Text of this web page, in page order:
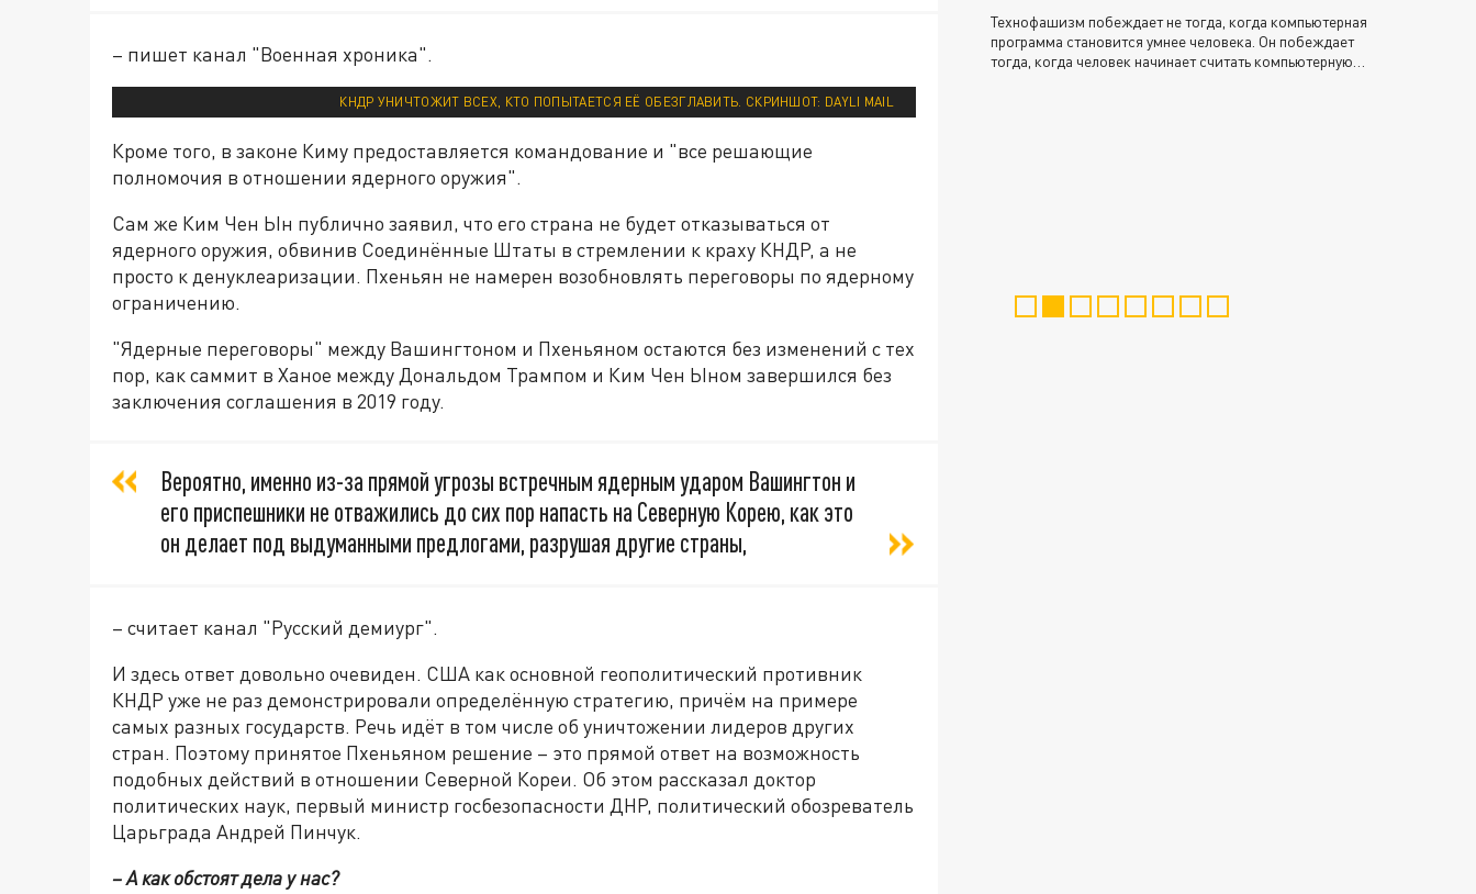
– пишет канал "Военная хроника".
КНДР УНИЧТОЖИТ ВСЕХ, КТО ПОПЫТАЕТСЯ ЕЁ ОБЕЗГЛАВИТЬ. СКРИНШОТ: DAYLI MAIL
Кроме того, в законе Киму предоставляется командование и "все решающие
полномочия в отношении ядерного оружия".
Сам же Ким Чен Ын публично заявил, что его страна не будет отказываться от
ядерного оружия, обвинив Соединённые Штаты в стремлении к краху КНДР, а не
просто к денуклеаризации. Пхеньян не намерен возобновлять переговоры по ядерному
ограничению.
"Ядерные переговоры" между Вашингтоном и Пхеньяном остаются без изменений с тех
пор, как саммит в Ханое между Дональдом Трампом и Ким Чен Ыном завершился без
заключения соглашения в 2019 году.
Вероятно, именно из-за прямой угрозы встречным ядерным ударом Вашингтон и
его приспешники не отважились до сих пор напасть на Северную Корею, как это
он делает под выдуманными предлогами, разрушая другие страны,
– считает канал "Русский демиург".
И здесь ответ довольно очевиден. США как основной геополитический противник
КНДР уже не раз демонстрировали определённую стратегию, причём на примере
самых разных государств. Речь идёт в том числе об уничтожении лидеров других
стран. Поэтому принятое Пхеньяном решение – это прямой ответ на возможность
подобных действий в отношении Северной Кореи. Об этом рассказал доктор
политических наук, первый министр госбезопасности ДНР, политический обозреватель
Царьграда Андрей Пинчук.
– А как обстоят дела у нас?
Технофашизм побеждает не тогда, когда компьютерная
программа становится умнее человека. Он побеждает
тогда, когда человек начинает считать компьютерную